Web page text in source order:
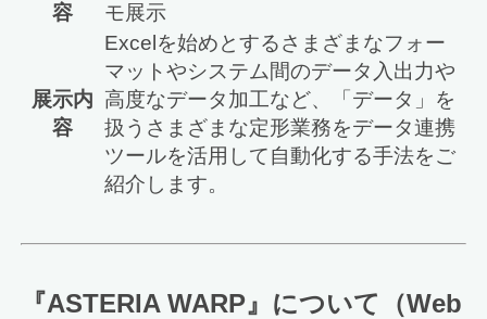
容
モ展示
展示内
容
Excelを始めとするさまざまなフォー
マットやシステム間のデータ入出力や
高度なデータ加工など、「データ」を
扱うさまざまな定形業務をデータ連携
ツールを活用して自動化する手法をご
紹介します。
『ASTERIA WARP』について（Web